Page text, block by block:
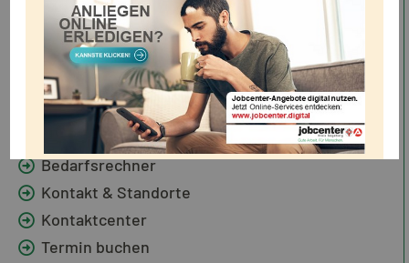
Dienststelle Kaltenkirchen
Dienststelle Norderstedt
Service
Online-Service Jobcenter Digital
Bedarfsrechner
Kontakt & Standorte
Kontaktcenter
Termin buchen